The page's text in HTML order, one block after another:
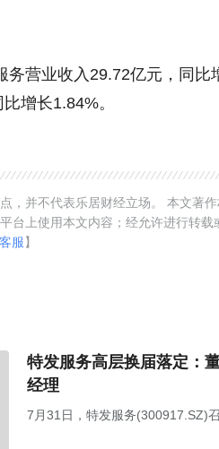
务营业收入29.72亿元，同比
增长1.84%。
，并不代表乐居财经立场。 本文著
台上使用本文内容；经允许进行转
服】
特发服务高层换届落定：
经理
7月31日，特发服务(300917.SZ)